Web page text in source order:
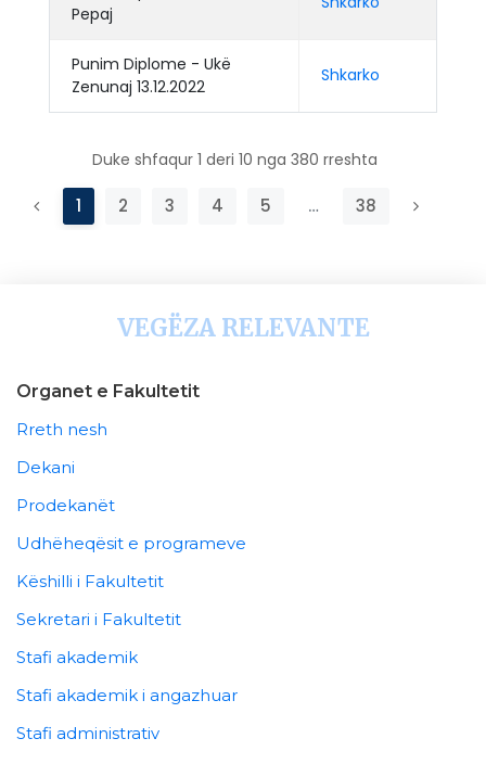
Pepaj
Punim Diplome - Ukë
Zenunaj 13.12.2022
Shkarko
Duke shfaqur 1 deri 10 nga 380 rreshta
1 2 3 4 5 … 38
VEGËZA RELEVANTE
Organet e Fakultetit
Rreth nesh
Dekani
Prodekanët
Udhëheqësit e programeve
Këshilli i Fakultetit
Sekretari i Fakultetit
Stafi akademik
Stafi akademik i angazhuar
Stafi administrativ